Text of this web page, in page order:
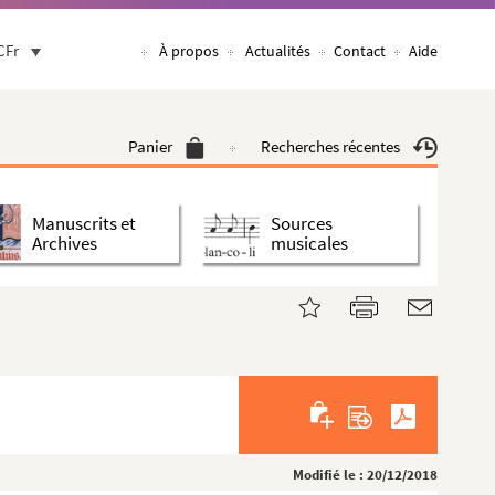
À propos Actualités Contact Aide
Panier Recherches récentes
Manuscrits et
Archives
Sources
musicales
Modifié le : 20/12/2018